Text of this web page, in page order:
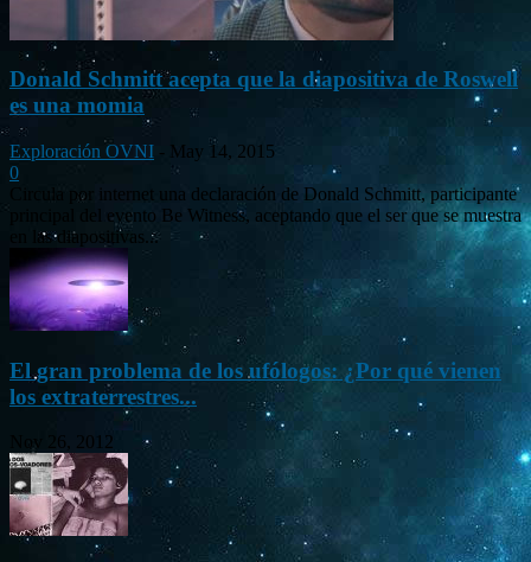
Donald Schmitt acepta que la diapositiva de Roswell
es una momia
Exploración OVNI - May 14, 2015
0
Circula por internet una declaración de Donald Schmitt, participante
principal del evento Be Witness, aceptando que el ser que se muestra
en las diapositivas...
El gran problema de los ufólogos: ¿Por qué vienen
los extraterrestres...
Nov 26, 2012